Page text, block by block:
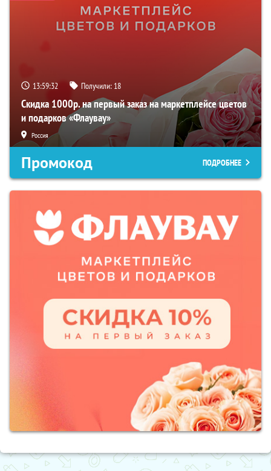
13:59:31 Получили: 18
Скидка 1000р. на первый заказ на маркетплейсе цветов
и подарков «Флаувау»
Россия
Промокод ПОДРОБНЕЕ